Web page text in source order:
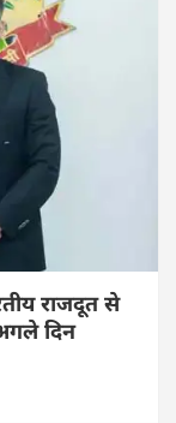
राजदूत से
दिन